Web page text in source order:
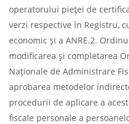
operatorului pieței de
verzi respective în Registru,
economic şi a ANRE.2.
modificarea şi completarea
Naţionale de Administrare
aprobarea metodelor
procedurii de aplicare a
fiscale personale a